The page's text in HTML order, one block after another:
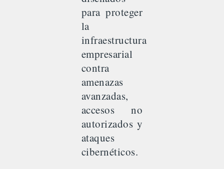
para proteger
la
infraestructura
empresarial
contra
amenazas
avanzadas,
accesos no
autorizados y
ataques
cibernéticos.